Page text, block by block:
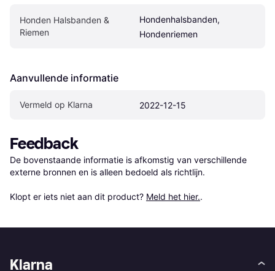
Honden Halsbanden &
Riemen
Hondenhalsbanden,
Hondenriemen
Aanvullende informatie
Vermeld op Klarna 2022-12-15
Feedback
De bovenstaande informatie is afkomstig van verschillende
externe bronnen en is alleen bedoeld als richtlijn.
Klopt er iets niet aan dit product? Meld het hier..
Klarna